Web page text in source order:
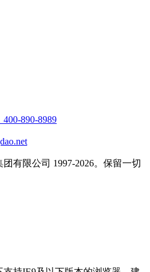
890-8989
有限公司 1997-2026。保留一切